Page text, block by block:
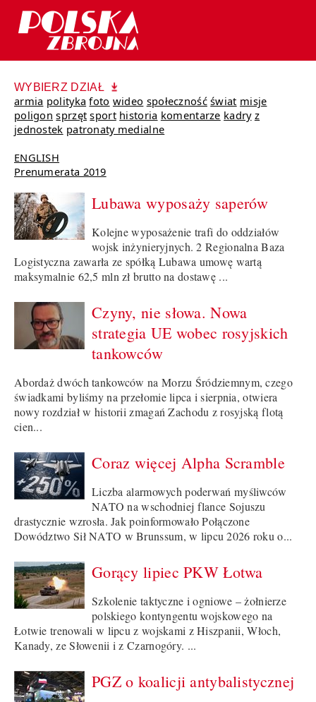
WYBIERZ DZIAŁ
armia polityka foto wideo społeczność świat misje
poligon sprzęt sport historia komentarze kadry z
jednostek patronaty medialne
ENGLISH
Prenumerata 2019
Lubawa wyposaży saperów
Kolejne wyposażenie trafi do oddziałów
wojsk inżynieryjnych. 2 Regionalna Baza
Logistyczna zawarła ze spółką Lubawa umowę wartą
maksymalnie 62,5 mln zł brutto na dostawę ...
Czyny, nie słowa. Nowa
strategia UE wobec rosyjskich
tankowców
Abordaż dwóch tankowców na Morzu Śródziemnym, czego
świadkami byliśmy na przełomie lipca i sierpnia, otwiera
nowy rozdział w historii zmagań Zachodu z rosyjską flotą
cien...
Coraz więcej Alpha Scramble
Liczba alarmowych poderwań myśliwców
NATO na wschodniej flance Sojuszu
drastycznie wzrosła. Jak poinformowało Połączone
Dowództwo Sił NATO w Brunssum, w lipcu 2026 roku o...
Gorący lipiec PKW Łotwa
Szkolenie taktyczne i ogniowe – żołnierze
polskiego kontyngentu wojskowego na
Łotwie trenowali w lipcu z wojskami z Hiszpanii, Włoch,
Kanady, ze Słowenii i z Czarnogóry. ...
PGZ o koalicji antybalistycznej